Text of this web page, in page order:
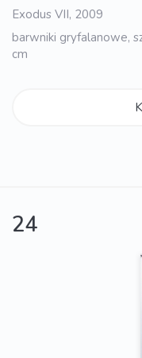
Exodus VII, 2009
barwniki gryfalanowe,
cm
24